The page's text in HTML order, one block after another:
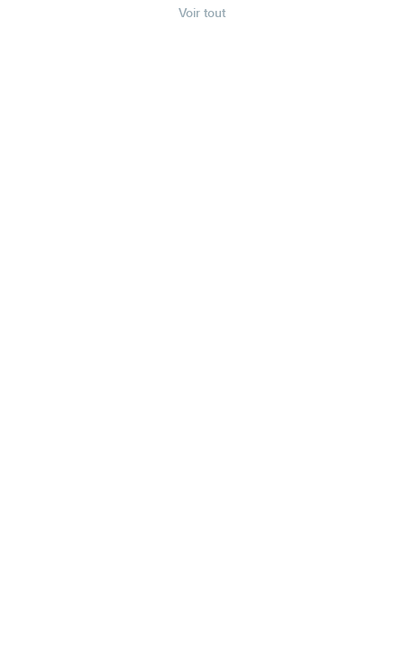
Voir tout